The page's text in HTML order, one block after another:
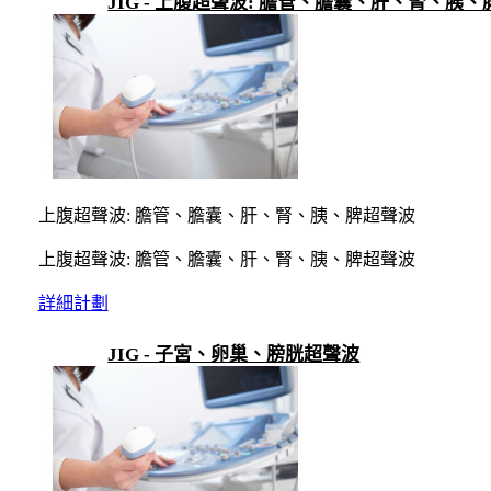
上腹超聲波: 膽管、膽囊、肝、腎、胰、脾超聲波
上腹超聲波: 膽管、膽囊、肝、腎、胰、脾超聲波
詳細計劃
JIG - 子宮、卵巢、膀胱超聲波